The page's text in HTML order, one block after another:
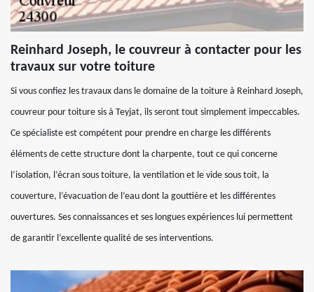
Reinhard Joseph, le couvreur à contacter pour les
travaux sur votre toiture
Si vous confiez les travaux dans le domaine de la toiture à Reinhard Joseph,
couvreur pour toiture sis à Teyjat, ils seront tout simplement impeccables.
Ce spécialiste est compétent pour prendre en charge les différents
éléments de cette structure dont la charpente, tout ce qui concerne
l’isolation, l’écran sous toiture, la ventilation et le vide sous toit, la
couverture, l’évacuation de l’eau dont la gouttière et les différentes
ouvertures. Ses connaissances et ses longues expériences lui permettent
de garantir l’excellente qualité de ses interventions.